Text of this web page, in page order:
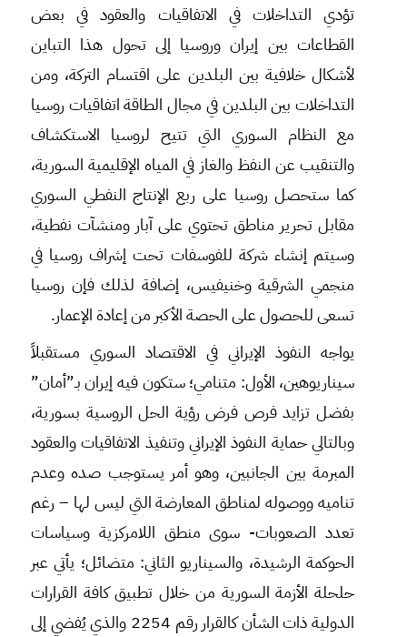
تؤدي التداخلات في الاتفاقيات والعقود في بعض
القطاعات بين إيران وروسيا إلى تحول هذا التباين
لأشكال خلافية بين البلدين على اقتسام التركة، ومن
التداخلات بين البلدين في مجال الطاقة اتفاقيات روسيا
مع النظام السوري التي تتيح لروسيا الاستكشاف
والتنقيب عن النفظ والغاز في المياه الإقليمية السورية،
كما ستحصل روسيا على ربع الإنتاج النفطي السوري
مقابل تحرير مناطق تحتوي على آبار ومنشآت نفطية،
وسيتم إنشاء شركة للفوسفات تحت إشراف روسيا في
منجمي الشرقية وخنيفيس، إضافة لذلك فإن روسيا
تسعى للحصول على الحصة الأكبر من إعادة الإعمار.
يواجه النفوذ الإيراني في الاقتصاد السوري مستقبلاً
سيناريوهين، الأول: متنامي؛ ستكون فيه إيران بـ”أمان”
بفضل تزايد فرص فرض رؤية الحل الروسية بسورية،
وبالتالي حماية النفوذ الإيراني وتنفيذ الاتفاقيات والعقود
المبرمة بين الجانبين، وهو أمر يستوجب صده وعدم
تناميه ووصوله لمناطق المعارضة التي ليس لها – رغم
تعدد الصعوبات- سوى منطق اللامركزية وسياسات
الحوكمة الرشيدة، والسيناريو الثاني: متضائل؛ يأتي عبر
حلحلة الأزمة السورية من خلال تطبيق كافة القرارات
الدولية ذات الشأن كالقرار رقم 2254 والذي يُفضي إلى